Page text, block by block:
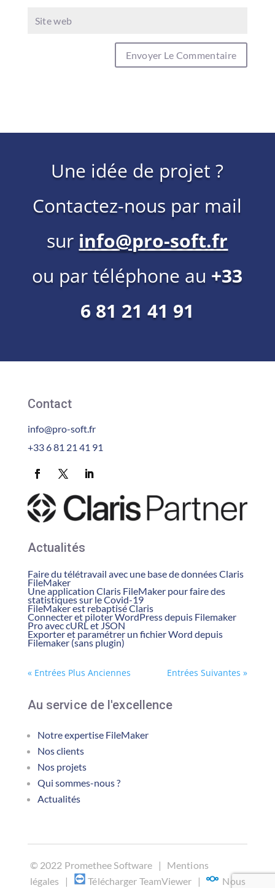
Une idée de projet ?
Contactez-nous par mail
sur info@pro-soft.fr
ou par téléphone au +33
6 81 21 41 91
Contact
info@pro-soft.fr
+33 6 81 21 41 91
Actualités
Faire du télétravail avec une base de données Claris
FileMaker
Une application Claris FileMaker pour faire des
statistiques sur le Covid-19
FileMaker est rebaptisé Claris
Connecter et piloter WordPress depuis Filemaker
Pro avec cURL et JSON
Exporter et paramétrer un fichier Word depuis
Filemaker (sans plugin)
« Entrées Plus Anciennes Entrées Suivantes »
Au service de l'excellence
Notre expertise FileMaker
Nos clients
Nos projets
Qui sommes-nous ?
Actualités
© 2022 Promethee Software | Mentions
légales | Télécharger TeamViewer | Nous